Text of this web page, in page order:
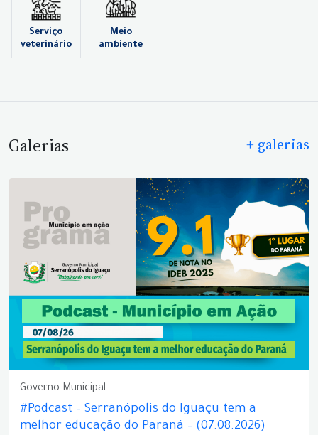
Serviço
veterinário
Meio
ambiente
Galerias + galerias
Governo Municipal
#Podcast – Serranópolis do Iguaçu tem a
melhor educação do Paraná – (07.08.2026)